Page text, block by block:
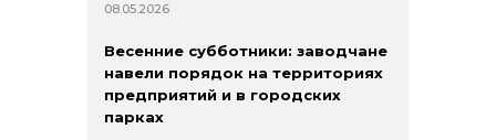
08.05.2026
Весенние субботники: заводчане
навели порядок на территориях
предприятий и в городских
парках